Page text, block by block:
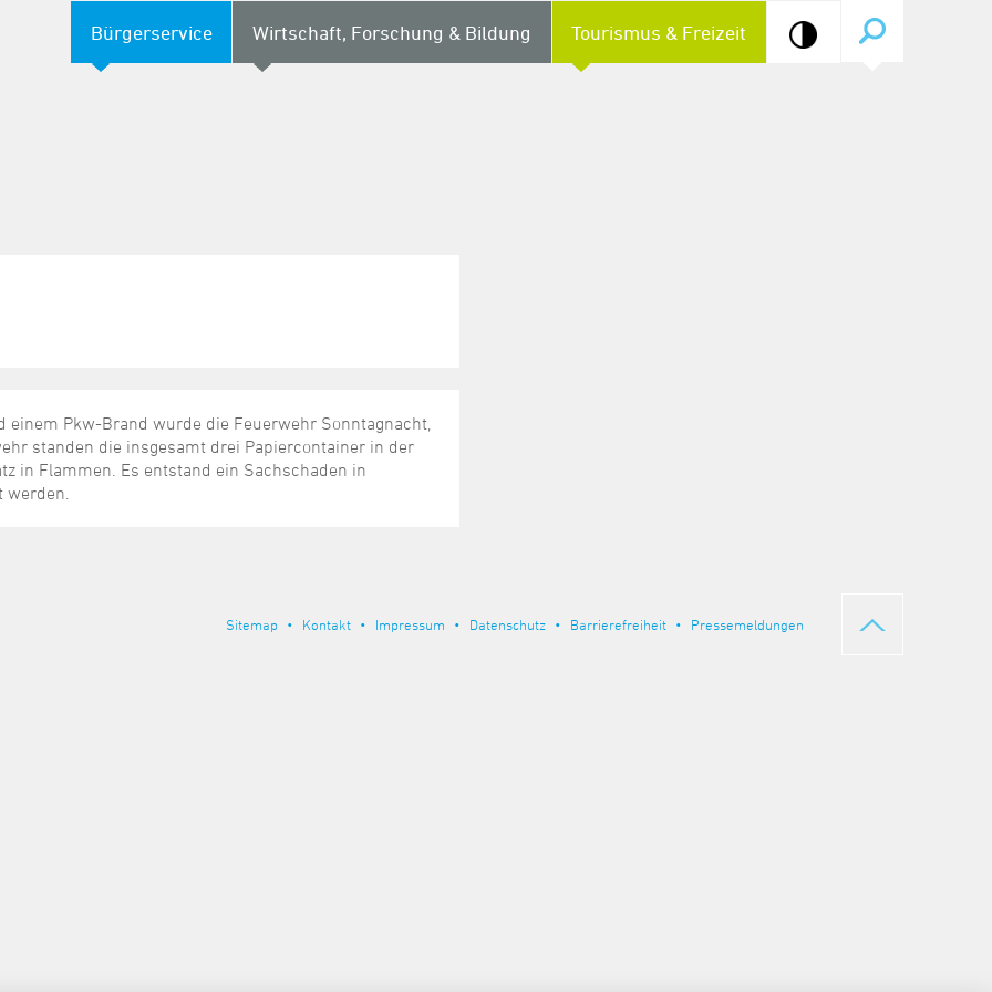
Bürgerservice Wirtschaft, Forschung & Bildung Tourismus & Freizeit
Pkw-Brand wurde die Feuerwehr Sonntagnacht,
standen die insgesamt drei Papiercontainer in der
in Flammen. Es entstand ein Sachschaden in
Sitemap Kontakt Impressum Datenschutz Barrierefreiheit Pressemeldungen